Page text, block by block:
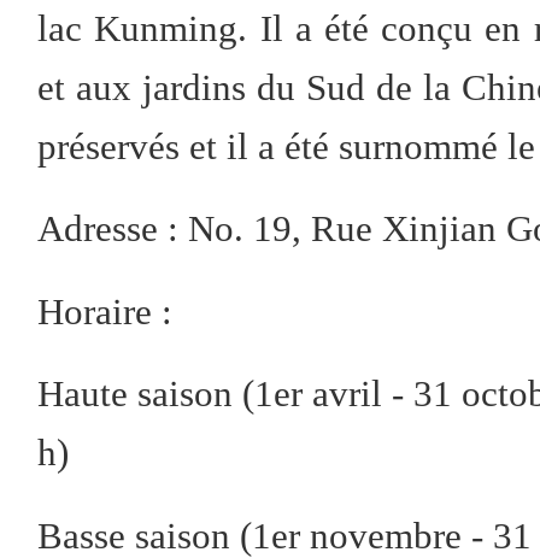
lac Kunming. Il a été conçu en
et aux jardins du Sud de la
préservés et il a été surnommé
Adresse : No. 19, Rue Xinjian
Horaire :
Haute saison (1er avril - 31
h)
Basse saison (1er novembre -